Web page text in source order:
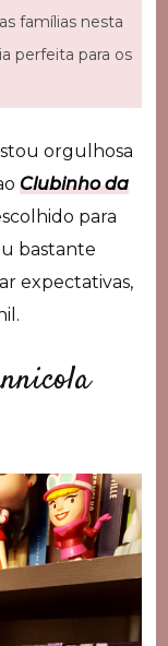
famílias nesta
perfeita para os
orgulhosa
Clubinho da
para
bastante
expectativas,